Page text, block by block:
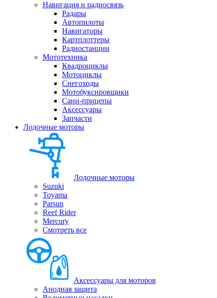
Навигация и радиосвязь
Радары
Автопилоты
Навигаторы
Картплоттеры
Радиостанции
Мототехника
Квадроциклы
Мотоциклы
Снегоходы
Мотобуксировщики
Сани-прицепы
Аксессуары
Запчасти
Лодочные моторы
Лодочные моторы
Suzuki
Toyama
Parsun
Reef Rider
Mercury
Смотреть все
Аксессуары для моторов
Анодная защита